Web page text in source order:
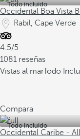
Todo incluido
Occidental Boa Vista
Rabil, Cape Verde
4.5/5
1081 reseñas
Vistas al marTodo
Compara
Todo incluido
Occidental Caribe -